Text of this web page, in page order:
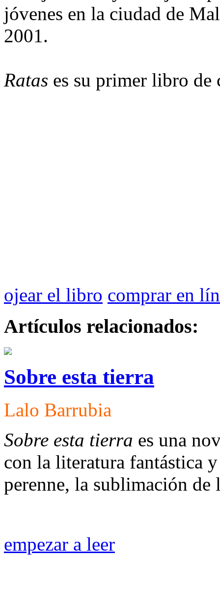
jóvenes en la ciudad de
2001.
Ratas es su primer libro de
ojear el libro comprar en
Artículos relacionados:
Sobre esta tierra
Lalo Barrubia
Sobre esta tierra es una
con la literatura fantástica
perenne, la sublimación
empezar a leer